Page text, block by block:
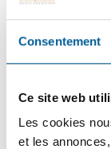
Consentement
Ce site web
Les cookies
et les
Dernières